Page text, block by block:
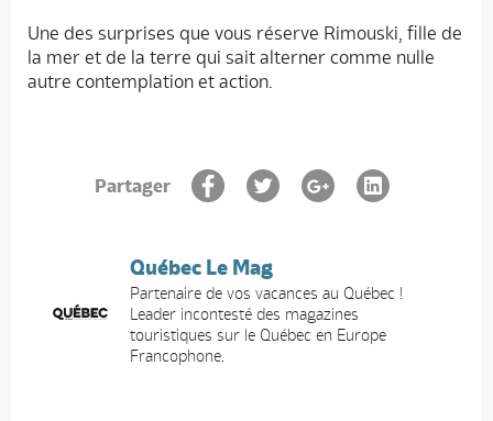
Une des surprises que vous réserve Rimouski, fille de
la mer et de la terre qui sait alterner comme nulle
autre contemplation et action.
Partager
Québec Le Mag
Partenaire de vos vacances au Québec !
Leader incontesté des magazines
touristiques sur le Québec en Europe
Francophone.